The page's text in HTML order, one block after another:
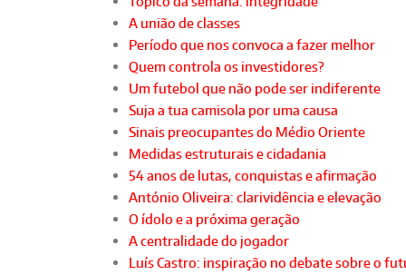
A união de classes
Período que nos convoca a fazer melhor
Quem controla os investidores?
Um futebol que não pode ser indiferente
Suja a tua camisola por uma causa
Sinais preocupantes do Médio Oriente
Medidas estruturais e cidadania
54 anos de lutas, conquistas e afirmação
António Oliveira: clarividência e elevação
O ídolo e a próxima geração
A centralidade do jogador
Luís Castro: inspiração no debate sobre o